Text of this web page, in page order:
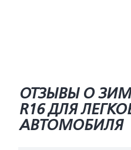
ОТЗЫВЫ О
R16 ДЛЯ
АВТОМОБИЛЯ